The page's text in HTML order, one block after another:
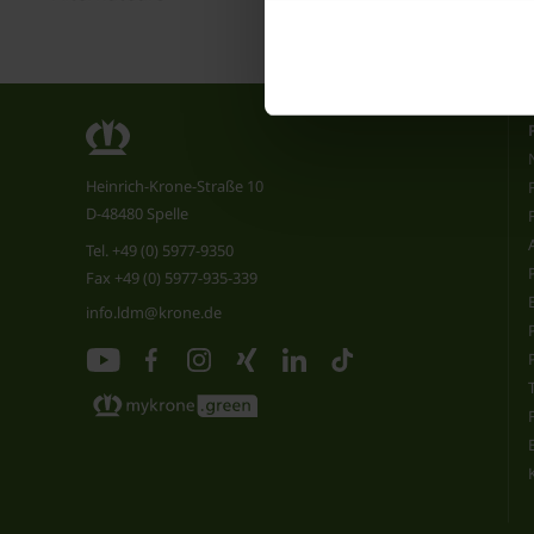
Heinrich-Krone-Straße 10
D-48480 Spelle
Tel. +49 (0) 5977-9350
Fax +49 (0) 5977-935-339
info.ldm@krone.de